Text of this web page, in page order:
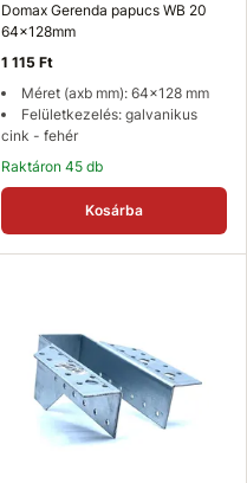
Domax Gerenda papucs WB 20
64x128mm
1 115 Ft
Méret (axb mm): 64x128 mm
Felületkezelés: galvanikus
cink - fehér
Raktáron 45 db
Kosárba